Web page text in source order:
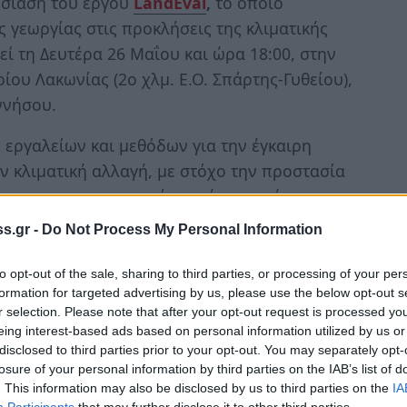
- Do Not Process My Personal Information
opt-out of the sale, sharing to third parties, or processing of your
for targeted advertising by us, please use the below opt-out
selection. Please note that after your opt-out request is processed
interest-based ads based on personal information utilized by us
to third parties prior to your opt-out. You may separately
of your personal information by third parties on the IAB’s list of
This information may also be disclosed by us to third parties on the
στις προκλήσεις της κλιματικής
τη Δευτέρα 26 Μαΐου και ώρα 18:00, στην
Λακωνίας (2ο χλμ. Ε.Ο. Σπάρτης-Γυθείου),
και μεθόδων για την έγκαιρη
κλιματική αλλαγή, με στόχο την προστασία
του πρωτογενούς τομέα στη χώρα μας.
πλαίσιο του Χρηματοδοτικού
ΔΡΑΣΕΙΣ 2022», Άξονας
ομιλήτρια της Ημερίδας θα είναι η
του έργου LandEval και Προϊσταμένη του
Επιστημονικής Διεύθυνσης
Εργαστηρίου.